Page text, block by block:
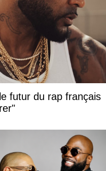
futur du rap français